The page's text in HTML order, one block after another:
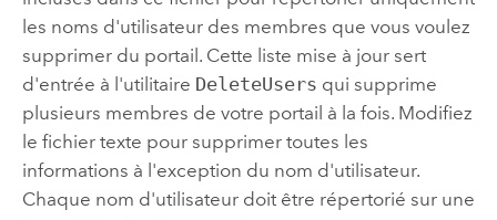
les noms d'utilisateur des membres que vous voulez
supprimer du portail. Cette liste mise à jour sert
d'entrée à l'utilitaire DeleteUsers qui supprime
plusieurs membres de votre portail à la fois. Modifiez
le fichier texte pour supprimer toutes les
informations à l'exception du nom d'utilisateur.
Chaque nom d'utilisateur doit être répertorié sur une